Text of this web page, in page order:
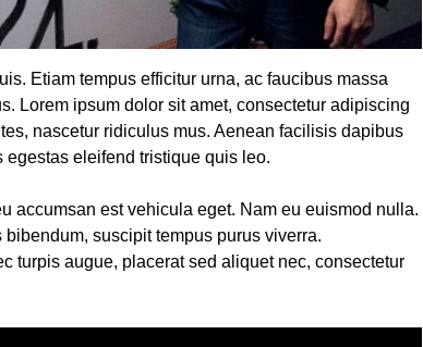
Etiam tempus efficitur urna, ac faucibus massa
Lorem ipsum dolor sit amet, consectetur adipiscing
nascetur ridiculus mus. Aenean facilisis dapibus
eleifend tristique quis leo.
accumsan est vehicula eget. Nam eu euismod nulla.
suscipit tempus purus viverra.
turpis augue, placerat sed aliquet nec, consectetur